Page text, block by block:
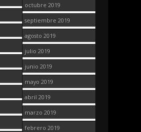
octubre 2019
septiembre 2019
agosto 2019
julio 2019
junio 2019
mayo 2019
abril 2019
marzo 2019
febrero 2019